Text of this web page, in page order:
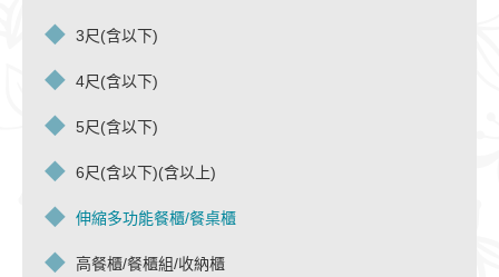
3尺(含以下)
4尺(含以下)
5尺(含以下)
6尺(含以下)(含以上)
伸縮多功能餐櫃/餐桌櫃
高餐櫃/餐櫃組/收納櫃